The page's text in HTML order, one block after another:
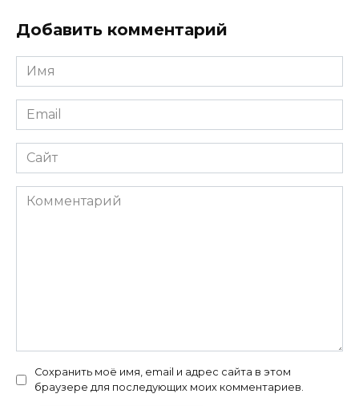
Добавить комментарий
Имя
*
Email
*
Сайт
Комментарий
Сохранить моё имя, email и адрес сайта в этом
браузере для последующих моих комментариев.